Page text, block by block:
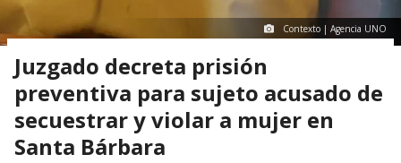
Contexto | Agencia UNO
Juzgado decreta prisión
preventiva para sujeto acusado de
secuestrar y violar a mujer en
Santa Bárbara